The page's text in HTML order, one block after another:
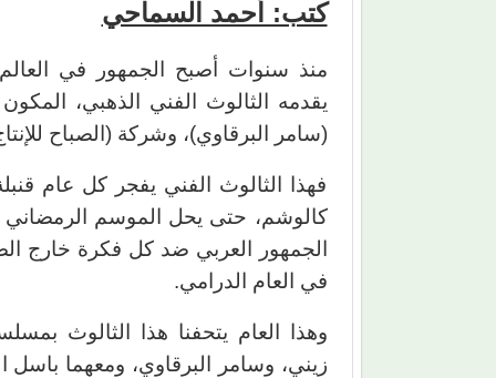
كتب: أحمد السماحي
منذ سنوات أصبح الجمهور في
يقدمه الثالوث الفني الذهبي،
(سامر البرقاوي)، وشركة (الصباح
فهذا الثالوث الفني يفجر كل عام
كالوشم، حتى يحل الموسم الرمضاني
الجمهور العربي ضد كل فكرة خارج
في العام الدرامي.
وهذا العام يتحفنا هذا الثالوث
زيني، وسامر البرقاوي، ومعهما